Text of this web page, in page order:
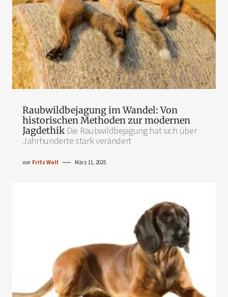
Raubwildbejagung im Wandel: Von
historischen Methoden zur modernen
Jagdethik Die Raubwildbejagung hat sich über
Jahrhunderte stark verändert
von Fritz Wolf März 11, 2025